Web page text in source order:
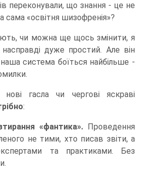
переконували, що знання - це не
сама «освітня шизофренія»?
чи можна ще щось змінити, я
дуже простий. Але він
система боїться найбільше -
гасла чи чергові яскраві
:
«фантика». Проведення
не тими, хто писав звіти, а
та практиками. Без